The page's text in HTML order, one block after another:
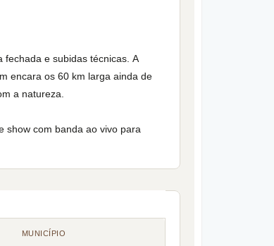
fechada e subidas técnicas. A
encara os 60 km larga ainda de
a natureza.
show com banda ao vivo para
MUNICÍPIO